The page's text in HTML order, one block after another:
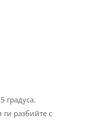
градуса.
ги разбийте с